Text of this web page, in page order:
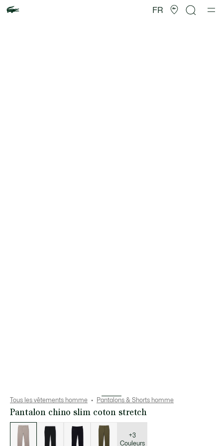
FR
d’images
produit
Tous les vêtements homme Pantalons & Shorts homme
Pantalon chino slim coton stretch
Liste
déclinaisons
+3
Couleurs